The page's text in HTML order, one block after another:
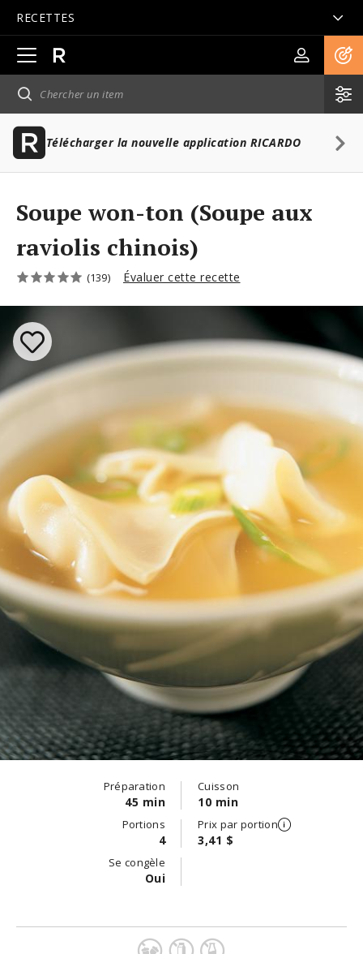
RECETTES
Ouvrir
la
navigation
principale
Télécharger la nouvelle application RICARDO
Soupe won-ton (Soupe aux
raviolis chinois)
(139) Évaluer cette recette
Préparation
45 min
Cuisson
10 min
Portions
4
Prix par portion
3,41 $
Se congèle
Oui